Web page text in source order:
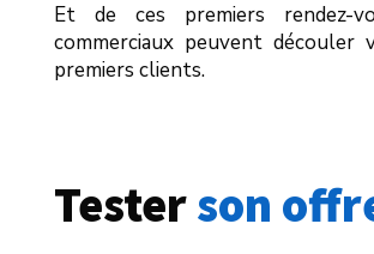
Et de ces premiers rendez-
commerciaux peuvent découler
premiers clients.
Tester son